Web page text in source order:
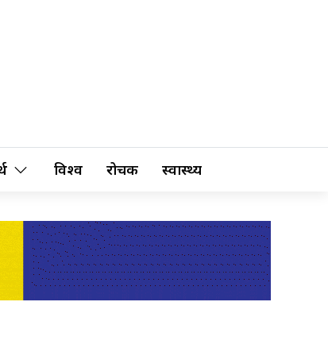
विश्व रोचक स्वास्थ्य